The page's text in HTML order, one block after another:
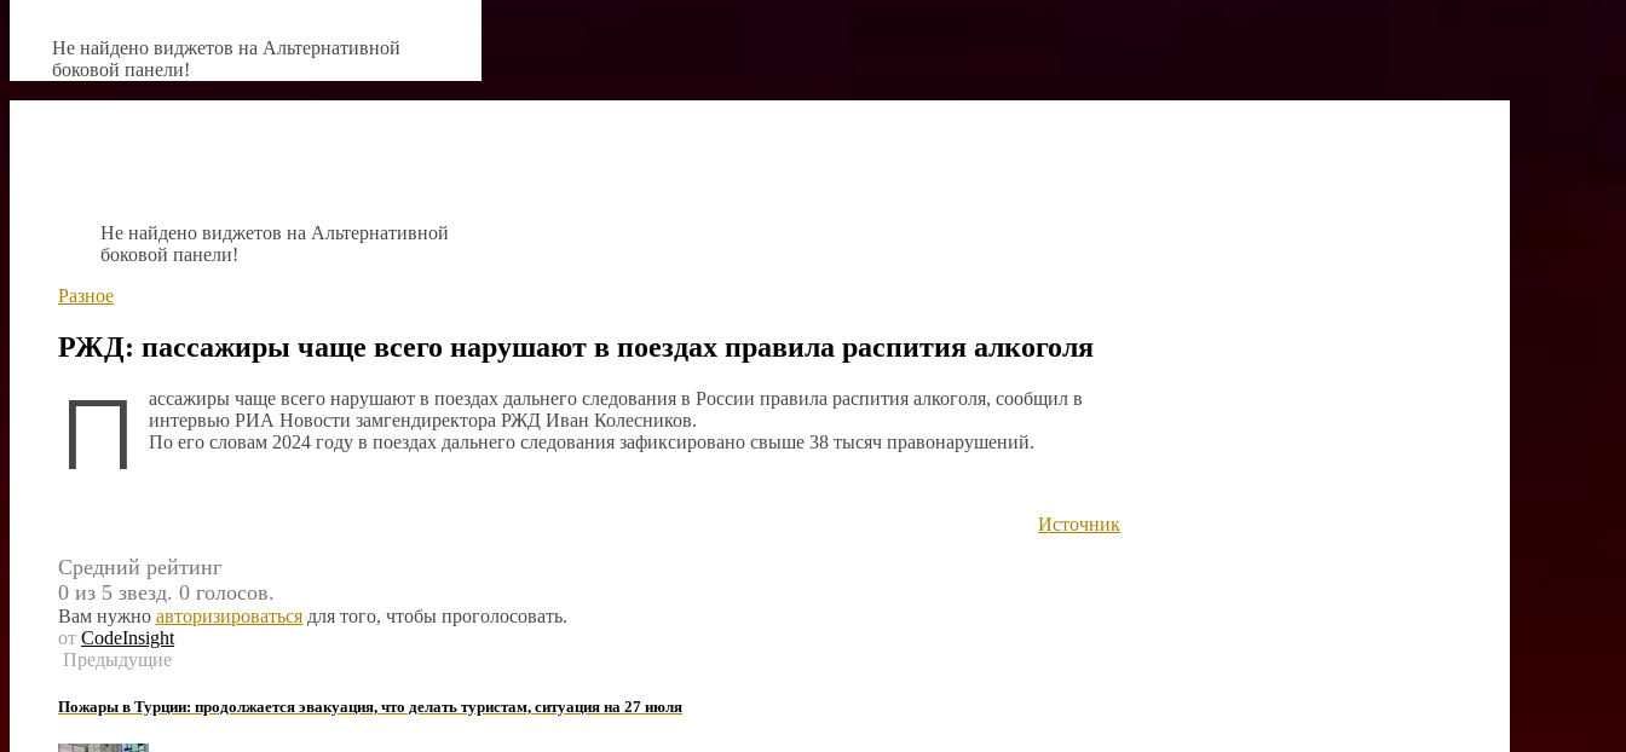
Не найдено виджетов на Альтернативной
боковой панели!
Не найдено виджетов на Альтернативной
боковой панели!
Разное
РЖД: пассажиры чаще всего нарушают в поездах правила распития алкоголя
П
ассажиры чаще всего нарушают в поездах дальнего следования в России правила распития алкоголя, сообщил в
интервью РИА Новости замгендиректора РЖД Иван Колесников.
По его словам 2024 году в поездах дальнего следования зафиксировано свыше 38 тысяч правонарушений.
Источник
Средний рейтинг
0 из 5 звезд. 0 голосов.
Вам нужно авторизироваться для того, чтобы проголосовать.
от CodeInsight
Предыдущие
Пожары в Турции: продолжается эвакуация, что делать туристам, ситуация на 27 июля